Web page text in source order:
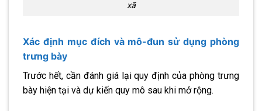
xã
Xác định mục đích và mô-đun sử dụng phòng
trưng bày
Trước hết, cần đánh giá lại quy định của phòng trưng
bày hiện tại và dự kiến ​​quy mô sau khi mở rộng.